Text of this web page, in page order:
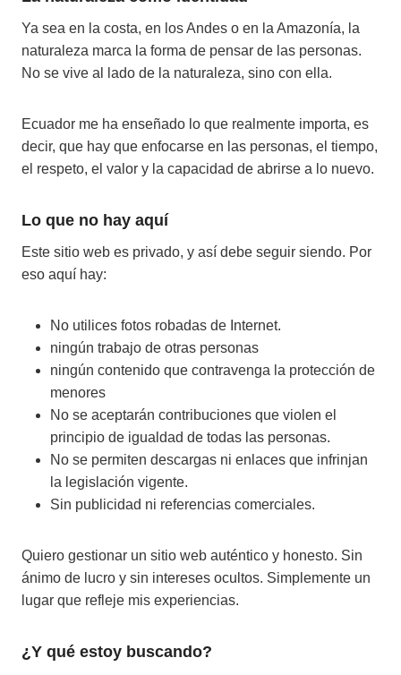
Ya sea en la costa, en los Andes o en la Amazonía, la
naturaleza marca la forma de pensar de las personas.
No se vive al lado de la naturaleza, sino con ella.
Ecuador me ha enseñado lo que realmente importa, es
decir, que hay que enfocarse en las personas, el tiempo,
el respeto, el valor y la capacidad de abrirse a lo nuevo.
Lo que no hay aquí
Este sitio web es privado, y así debe seguir siendo. Por
eso aquí hay:
No utilices fotos robadas de Internet.
ningún trabajo de otras personas
ningún contenido que contravenga la protección de
menores
No se aceptarán contribuciones que violen el
principio de igualdad de todas las personas.
No se permiten descargas ni enlaces que infrinjan
la legislación vigente.
Sin publicidad ni referencias comerciales.
Quiero gestionar un sitio web auténtico y honesto. Sin
ánimo de lucro y sin intereses ocultos. Simplemente un
lugar que refleje mis experiencias.
¿Y qué estoy buscando?